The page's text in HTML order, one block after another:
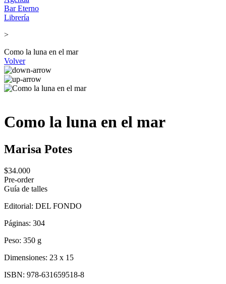
Bar Eterno
Librería
>
Como la luna en el mar
Volver
Como la luna en el mar
Marisa Potes
$34.000
Pre-order
Guía de talles
Editorial: DEL FONDO
Páginas: 304
Peso: 350 g
Dimensiones: 23 x 15
ISBN: 978-631659518-8